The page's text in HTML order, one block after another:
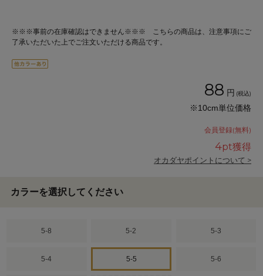
※※※事前の在庫確認はできません※※※ こちらの商品は、注意事項にご
了承いただいた上でご注文いただける商品です。
88 円 (税込)
※10cm単位価格
会員登録(無料)
4pt獲得
オカダヤポイントについて >
カラーを選択してください
5-8 5-2 5-3
5-4 5-5 5-6